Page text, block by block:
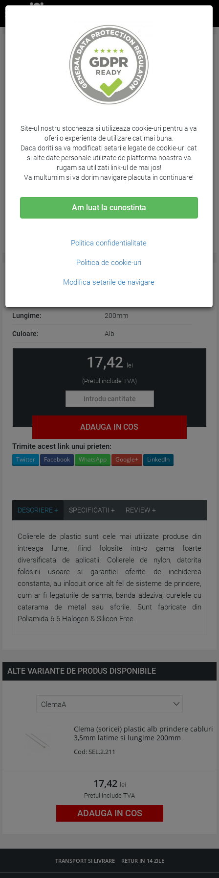
Clema (soricei) plastic alb prindere cabluri
3,5mm latime si lungime 200mm
Brand: Glob / Cod: SEL.2.211
CARACTERISTICI GENERALE:
Lungime: 200mm
Culoare: Alb
17,42 lei
(Pretul include TVA)
ADAUGA IN COS
Trimite acest link unui prieten:
Twitter Facebook WhatsApp Google+ LinkedIn
DESCRIERE + SPECIFICATII + REVIEW +
Colierele de plastic sunt cele mai utilizate produse din
intreaga lume, fiind folosite intr-o gama foarte
diversificata de aplicatii. Colierele de nylon, datorita
folosirii usoare si garantiei oferite de inchiderea
constanta, au inlocuit orice alt fel de sisteme de prindere,
cum ar fi legaturile de sarma, banda adeziva, curelele cu
catarama de metal sau sforile. Sunt fabricate din
Poliamida 6.6 Halogen & Silicon Free.
ALTE VARIANTE DE PRODUS DISPONIBILE
Clema (soricei) plastic alb prindere cabluri
3,5mm latime si lungime 200mm
Cod:SEL.2.211
17,42 lei
Pretul include TVA
ADAUGA IN COS
TRANSPORT SI LIVRARE RETUR IN 14 ZILE
Site-ul nostru stocheaza si utilizeaza cookie-uri pentru a va
oferi o experienta de utilizare cat mai buna.
Daca doriti sa va modificati setarile legate de cookie-uri cat
si alte date personale utilizate de platforma noastra va
rugam sa utilizati link-ul de mai jos!
Va multumim si va dorim navigare placuta in continuare!
Am luat la cunostinta
Politica confidentialitate
Politica de cookie-uri
Modifica setarile de navigare